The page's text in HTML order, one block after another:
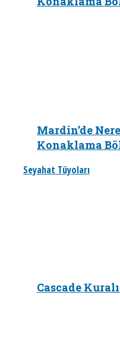
Mardin’de
Konaklama
Seyahat Tüyoları
Cascade